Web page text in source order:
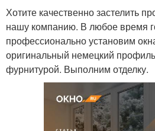
Хотите качественно застелить
нашу компанию. В любое время
профессионально установим
оригинальный немецкий
фурнитурой. Выполним отделку.